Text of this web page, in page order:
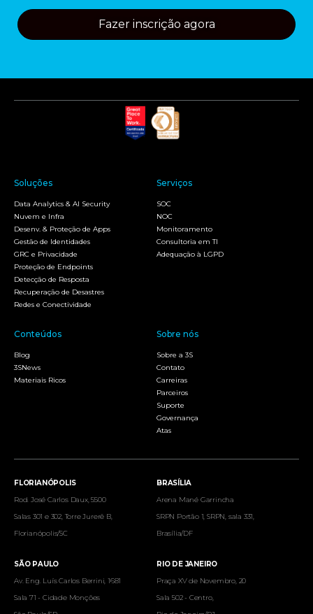
Fazer inscrição agora
Soluções
Data Analytics & AI Security
Nuvem e Infra
Desenv. & Proteção de Apps
Gestão de Identidades
GRC e Privacidade
Proteção de Endpoints
Detecção de Resposta
Recuperação de Desastres
Redes e Conectividade
Serviços
SOC
NOC
Monitoramento
Consultoria em TI
Adequação à LGPD
Conteúdos
Blog
3SNews
Materiais Ricos
Sobre nós
Sobre a 3S
Contato
Carreiras
Parceiros
Suporte
Governança
Atas
FLORIANÓPOLIS
Rod. José Carlos Daux, 5500
Salas 301 e 302, Torre Jurerê B,
Florianópolis/SC
BRASÍLIA
Arena Mané Garrincha
SRPN Portão 1, SRPN, sala 331,
Brasília/DF
SÃO PAULO
Av. Eng. Luís Carlos Berrini, 1681
Sala 71 - Cidade Monções
RIO DE JANEIRO
Praça XV de Novembro, 20
Sala 502 - Centro,